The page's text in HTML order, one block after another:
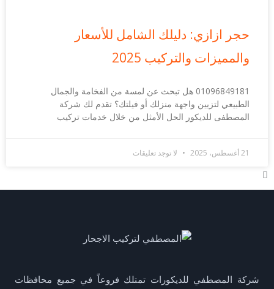
حجر ازازي: دليلك الشامل للأسعار
والمميزات والتركيب 2025
01096849181 هل تبحث عن لمسة من الفخامة والجمال
الطبيعي لتزيين واجهة منزلك أو فيلتك؟ تقدم لك شركة
المصطفى للديكور الحل الأمثل من خلال خدمات تركيب
21 أغسطس، 2025 لا توجد تعليقات
شركة المصطفي للديكورات تمتلك فروعاً في جميع محافظات